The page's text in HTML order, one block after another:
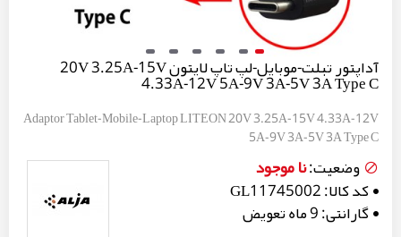
آداپتور تبلت-موبایل-لپ تاپ لایتون 20V 3.25A-15V
4.33A-12V 5A-9V 3A-5V 3A Type C
Adaptor Tablet-Mobile-Laptop LITEON 20V 3.25A-15V 4.33A-12V
5A-9V 3A-5V 3A Type C
وضعیت:نا موجود
کد کالا:GL11745002
گارانتی:9 ماه تعویض